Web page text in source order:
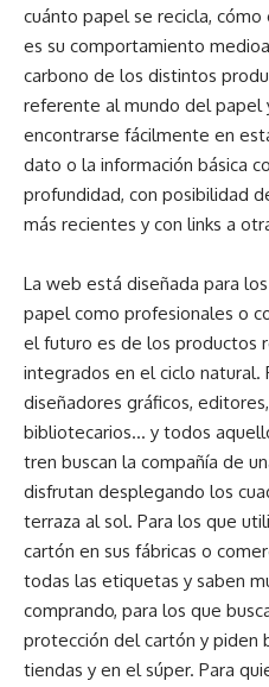
cuánto papel se recicla,
es su comportamiento
carbono de los distintos
referente al mundo del
encontrarse fácilmente en
dato o la información básica
profundidad, con posibilidad
más recientes y con links a
La web está diseñada para
papel como profesionales o
el futuro es de los productos
integrados en el ciclo natural.
diseñadores gráficos,
bibliotecarios… y todos
tren buscan la compañía de
disfrutan desplegando los
terraza al sol. Para los que
cartón en sus fábricas o
todas las etiquetas y saben
comprando, para los que
protección del cartón y piden
tiendas y en el súper. Para